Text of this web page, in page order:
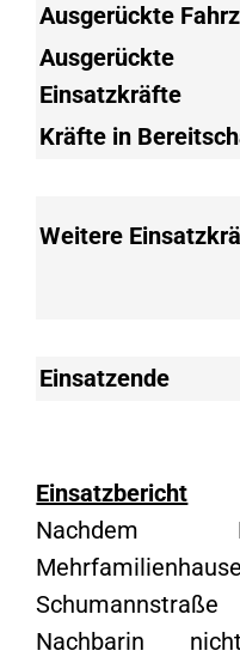
Ausgerückte
Ausgerückte
Einsatzkräfte
Kräfte in
Weitere
Einsatzende
Einsatzbericht
Nachdem
Nachbarin